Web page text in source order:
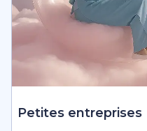
Petites entreprises